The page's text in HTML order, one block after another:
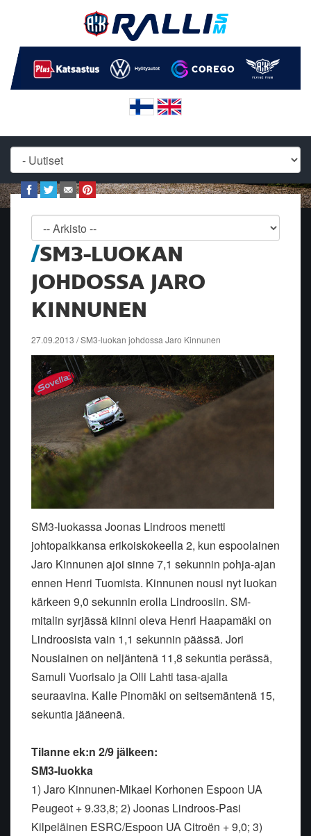
SM3-LUOKAN
JOHDOSSA JARO
KINNUNEN
27.09.2013 / SM3-luokan johdossa Jaro Kinnunen
SM3-luokassa Joonas Lindroos menetti
johtopaikkansa erikoiskokeella 2, kun espoolainen
Jaro Kinnunen ajoi sinne 7,1 sekunnin pohja-ajan
ennen Henri Tuomista. Kinnunen nousi nyt luokan
kärkeen 9,0 sekunnin erolla Lindroosiin. SM-
mitalin syrjässä kiinni oleva Henri Haapamäki on
Lindroosista vain 1,1 sekunnin päässä. Jori
Nousiainen on neljäntenä 11,8 sekuntia perässä,
Samuli Vuorisalo ja Olli Lahti tasa-ajalla
seuraavina. Kalle Pinomäki on seitsemäntenä 15,
sekuntia jääneenä.
Tilanne ek:n 2/9 jälkeen:
SM3-luokka
1) Jaro Kinnunen-Mikael Korhonen Espoon UA
Peugeot + 9.33,8; 2) Joonas Lindroos-Pasi
Kilpeläinen ESRC/Espoon UA Citroën + 9,0; 3)